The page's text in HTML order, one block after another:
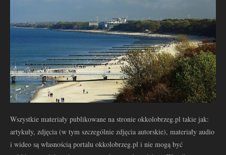
Wszystkie materiały publikowane na stronie okkolobrzeg.pl takie jak:
artykuły, zdjęcia (w tym szczególnie zdjęcia autorskie), materiały audio
i wideo są własnością portalu okkolobrzeg.pl i nie mogą być